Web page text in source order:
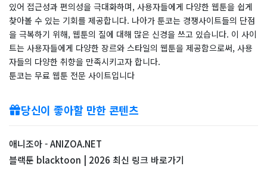
있어 접근성과 편의성을 극대화하며, 사용자들에게 다양한 웹툰을 쉽게
찾아볼 수 있는 기회를 제공합니다. 나아가 툰코는 경쟁사이트들의 단점
을 극복하기 위해, 웹툰의 질에 대해 많은 신경을 쓰고 있습니다. 이 사이
트는 사용자들에게 다양한 장르와 스타일의 웹툰을 제공함으로써, 사용
자들의 다양한 취향을 만족시키고자 합니다.
툰코는 무료 웹툰 전문 사이트입니다
당신이 좋아할 만한 콘텐츠
애니조아 - ANIZOA.NET
블랙툰 blacktoon | 2026 최신 링크 바로가기